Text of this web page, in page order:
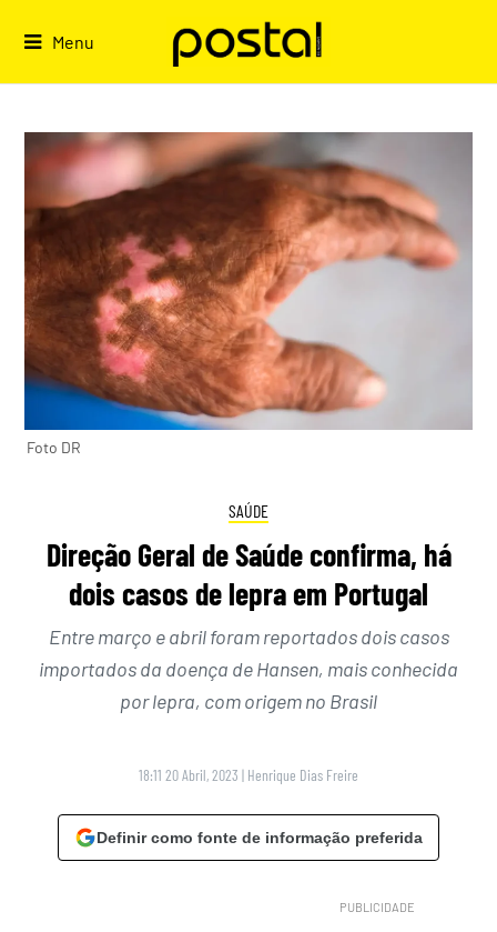
Menu
Foto DR
SAÚDE
Direção Geral de Saúde confirma, há
dois casos de lepra em Portugal
Entre março e abril foram reportados dois casos
importados da doença de Hansen, mais conhecida
por lepra, com origem no Brasil
18:11 20 Abril, 2023 | Henrique Dias Freire
Definir como fonte de informação preferida